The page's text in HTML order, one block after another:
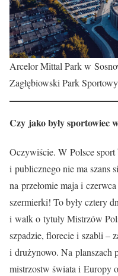
Arcelor Mittal Park w
Zagłębiowski Park Sportowy
Czy jako były sportowiec
Oczywiście. W Polsce sport
i publicznego nie ma szans
na przełomie maja i
szermierki! To były cztery
i walk o tytuły Mistrzów
szpadzie, florecie i szabli –
i drużynowo. Na planszach
mistrzostw świata i Europy